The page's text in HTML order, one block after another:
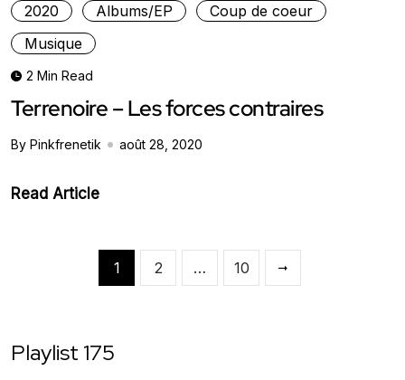
2020 Albums/EP
Coup de coeur
Musique
2 Min Read
Terrenoire – Les forces contraires
By Pinkfrenetik août 28, 2020
Read Article
1 2 … 10
Playlist 175